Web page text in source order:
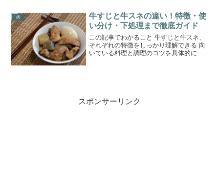
回は食べている勘...
肉
牛すじと牛スネの違い！特徴・使
い分け・下処理まで徹底ガイド
この記事でわかること 牛すじと牛スネ、
それぞれの特徴をしっかり理解できる 向
いている料理と調理のコツを具体的にイ
スポンサーリンク